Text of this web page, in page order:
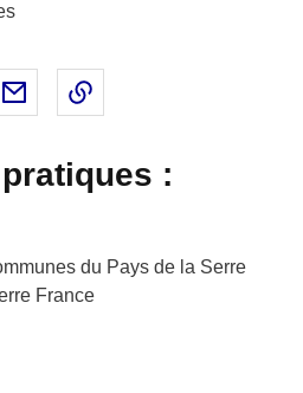
- nouvelle fenêtre
Twitter - nouvelle fenêtre
sur Linked In - nouvelle
Partager par email - nouvelle
:
du Pays de la Serre
France